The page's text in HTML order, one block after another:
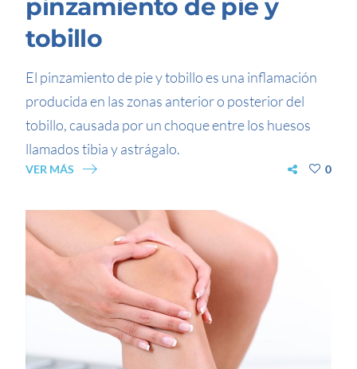
pinzamiento de pie y
tobillo
El pinzamiento de pie y tobillo es una inflamación
producida en las zonas anterior o posterior del
tobillo, causada por un choque entre los huesos
llamados tibia y astrágalo.
VER MÁS 0